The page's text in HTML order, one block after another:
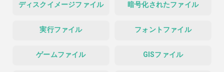
ディスクイメージファイル 暗号化されたファイル
実行ファイル フォントファイル
ゲームファイル GISファイル